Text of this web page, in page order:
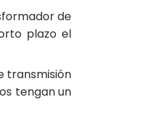
de
plazo el
transmisión
tengan un